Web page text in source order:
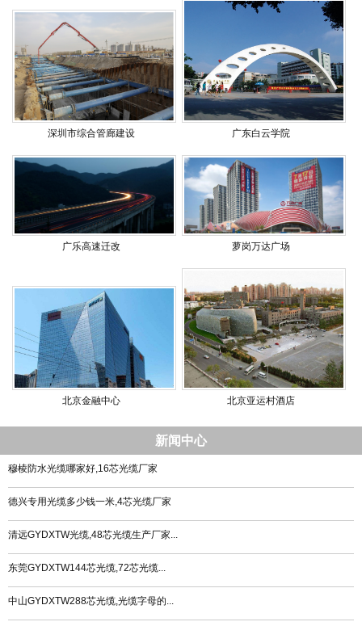
深圳市综合管廊建设 广东白云学院
广乐高速迁改 萝岗万达广场
北京金融中心 北京亚运村酒店
新闻中心
穆棱防水光缆哪家好,16芯光缆厂家
德兴专用光缆多少钱一米,4芯光缆厂家
清远GYDXTW光缆,48芯光缆生产厂家...
东莞GYDXTW144芯光缆,72芯光缆...
中山GYDXTW288芯光缆,光缆字母的...